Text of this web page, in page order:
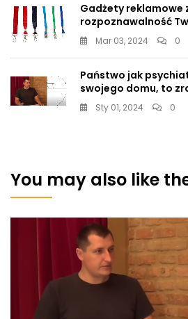
Gadżety reklamowe
rozpoznawalność
Mar 03, 2024 0
Państwo jak
swojego domu, to
Sty 01, 2024 0
You may also like